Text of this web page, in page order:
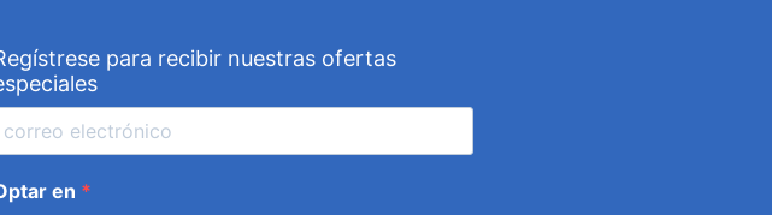
para recibir nuestras ofertas
en